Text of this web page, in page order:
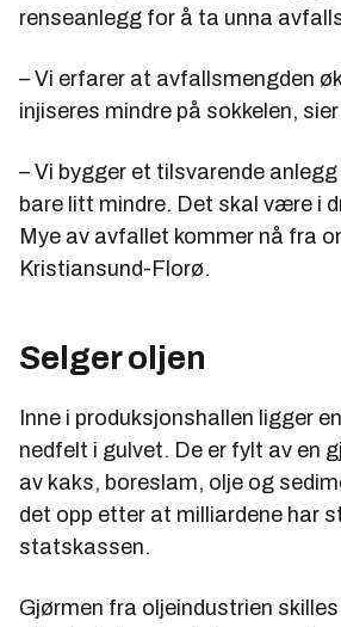
renseanlegg for å ta unna
– Vi erfarer at avfallsmengden
injiseres mindre på sokkelen,
– Vi bygger et tilsvarende
bare litt mindre. Det skal være i
Mye av avfallet kommer nå fra
Kristiansund-Florø.
Selger oljen
Inne i produksjonshallen ligger
nedfelt i gulvet. De er fylt av en
av kaks, boreslam, olje og
det opp etter at milliardene har
statskassen.
Gjørmen fra oljeindustrien